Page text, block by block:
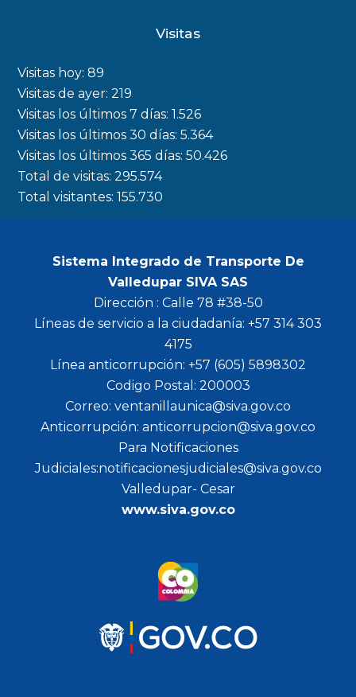
o
k
a
m
r
Visitas
Visitas hoy:89
Visitas de ayer:219
Visitas los últimos 7 días:1.526
Visitas los últimos 30 días:5.364
Visitas los últimos 365 días:50.426
Total de visitas:295.574
Total visitantes:155.730
Sistema Integrado de Transporte De
Valledupar SIVA SAS
Dirección : Calle 78 #38-50
Líneas de servicio a la ciudadanía: +57 314 303
4175
Línea anticorrupción: +57 (605) 5898302
Codigo Postal: 200003
Correo: ventanillaunica@siva.gov.co
Anticorrupción: anticorrupcion@siva.gov.co
Para Notificaciones
Judiciales:notificacionesjudiciales@siva.gov.co
Valledupar- Cesar
www.siva.gov.co